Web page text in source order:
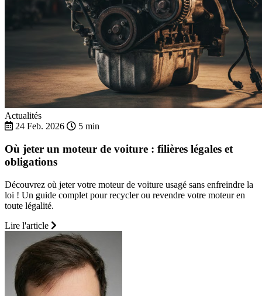
Actualités
24 Feb. 2026
5 min
Où jeter un moteur de voiture : filières légales et
obligations
Découvrez où jeter votre moteur de voiture usagé sans enfreindre la
loi ! Un guide complet pour recycler ou revendre votre moteur en
toute légalité.
Lire l'article